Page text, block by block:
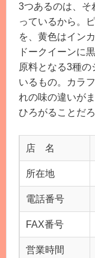
3つあるのは、そ
っているから。
を、黄色はイン
ドークイーンに
原料となる3種
いるもの。カラ
れの味の違いが
ひろがることだろ
店 名
所在地
電話番号
FAX番号
営業時間